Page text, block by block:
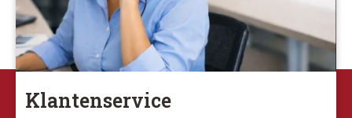
Klantenservice